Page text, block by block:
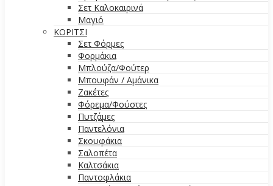
Σετ Καλοκαιρινά
Μαγιό
ΚΟΡΙΤΣΙ
Σετ Φόρμες
Φορμάκια
Μπλούζα/Φούτερ
Μπουφάν / Αμάνικα
Ζακέτες
Φόρεμα/Φούστες
Πυτζάμες
Παντελόνια
Σκουφάκια
Σαλοπέτα
Καλτσάκια
Παντοφλάκια